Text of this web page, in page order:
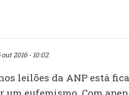
2016 - 10:02
leilões da ANP está